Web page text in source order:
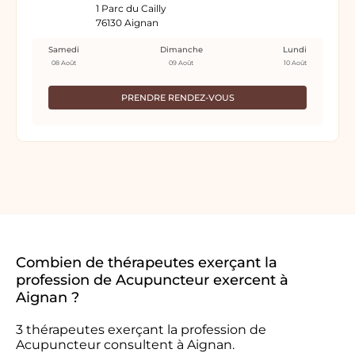
1 Parc du Cailly
76130 Aignan
PRENDRE RENDEZ-VOUS
Samedi
08 Août
Dimanche
09 Août
Lundi
10 Août
Combien de thérapeutes exerçant la
profession de Acupuncteur exercent à
Aignan ?
3 thérapeutes exerçant la profession de
Acupuncteur consultent à Aignan.